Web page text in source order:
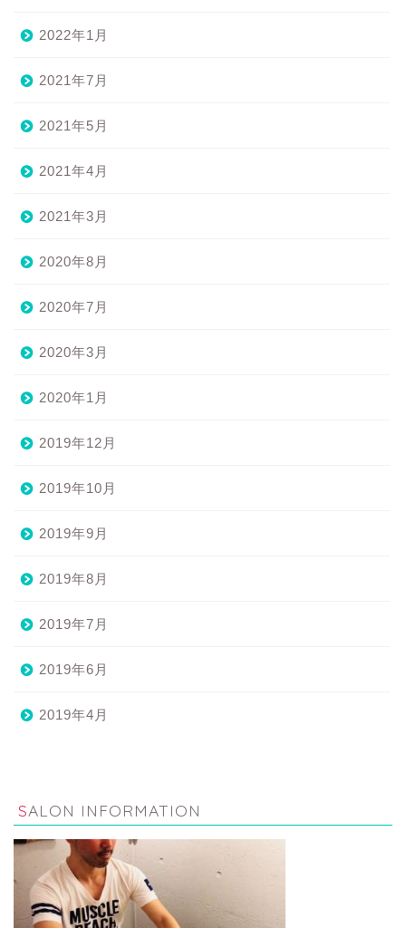
2022年1月
2021年7月
2021年5月
2021年4月
2021年3月
2020年8月
2020年7月
2020年3月
2020年1月
2019年12月
2019年10月
2019年9月
2019年8月
2019年7月
2019年6月
2019年4月
SALON INFORMATION